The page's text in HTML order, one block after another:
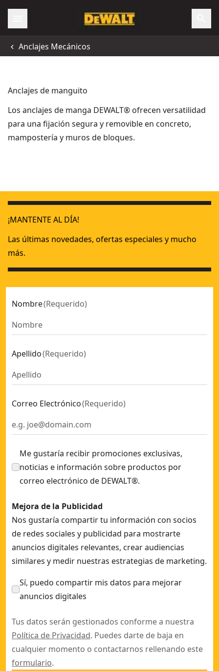
Anclajes Mecánicos
Anclajes de manguito
Los anclajes de manga DEWALT® ofrecen versatilidad
para una fijación segura y removible en concreto,
mampostería y muros de bloques.
Anclaje de cuerpo expandible FHS12x65 Znc Pltd
Anclaje de cuerpo expandible FHS10x100 Znc Pltd- SKU:
¡MANTENTE AL DÍA!
Las últimas novedades, ofertas especiales y mucho
más.
Nombre(Requerido)
Apellido(Requerido)
Correo Electrónico(Requerido)
Me gustaría recibir promociones exclusivas,
noticias e información sobre productos por
correo electrónico de DEWALT®.
Mejora de la Publicidad
Nos gustaría compartir tu información con socios
de redes sociales y publicidad para mostrarte
anuncios digitales relevantes, crear audiencias
similares y medir nuestras estrategias de marketing.
Sí, puedo compartir mis datos para mejorar
anuncios digitales
Tus datos serán gestionados conforme a nuestra
Política de Privacidad. Puedes darte de baja en
cualquier momento o contactarnos rellenando este
formulario.